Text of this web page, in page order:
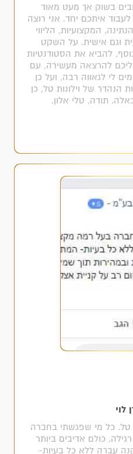
בשוק אך מעט מאוד
לעבוד איתכם יחד. אני רוצה
המקצועיות, הליווי
וגם אישית. על השקט
להביא את הסטודנטיות
להרצאה מעשירה, עם
לי לגאווה רבה, ועל כן
הנהדר של וילונות טל, כן
תודה, טלי אלון.
לוי
טל. כל מי שפגשתי בחברה
כולם אדיבים ביותר
עברה ללא כל בעיות-